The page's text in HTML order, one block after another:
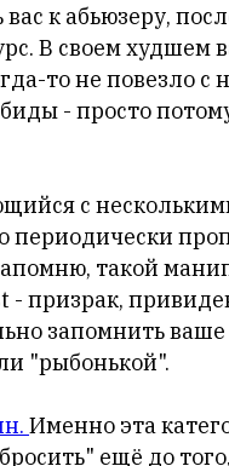
к абьюзеру,
В своем худшем
то не повезло с
- просто
с
такой
- призрак,
запомнить
"рыбонькой".
Именно эта
ещё до